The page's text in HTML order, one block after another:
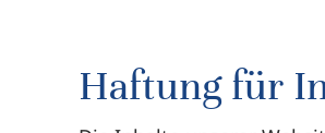
Haftung für